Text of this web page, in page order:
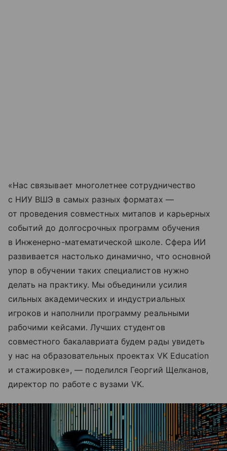
«Нас связывает многолетнее сотрудничество
с НИУ ВШЭ в самых разных форматах —
от проведения совместных митапов и карьерных
событий до долгосрочных программ обучения
в Инженерно-математической школе. Сфера ИИ
развивается настолько динамично, что основной
упор в обучении таких специалистов нужно
делать на практику. Мы объединили усилия
сильных академических и индустриальных
игроков и наполнили программу реальными
рабочими кейсами. Лучших студентов
совместного бакалавриата будем рады увидеть
у нас на образовательных проектах VK Education
и стажировке», — поделился Георгий Щелканов,
директор по работе с вузами VK.